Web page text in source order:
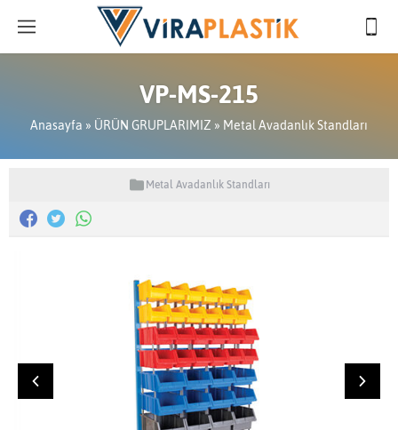
VP-MS-215
Anasayfa » ÜRÜN GRUPLARIMIZ » Metal Avadanlık Standları
Metal Avadanlık Standları